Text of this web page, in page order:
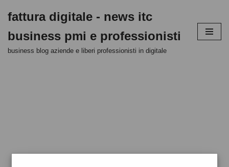
al
contenuto
fattura digitale - news itc
business pmi e professionisti
business blog aziende e liberi professionisti in digitale